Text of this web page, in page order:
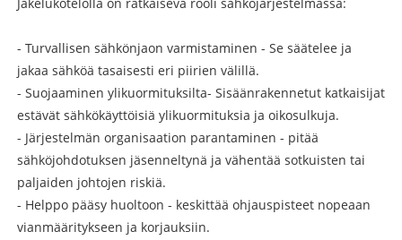
- Turvallisen sähkönjaon varmistaminen - Se säätelee ja
jakaa sähköä tasaisesti eri piirien välillä.
- Suojaaminen ylikuormituksilta- Sisäänrakennetut katkaisijat
estävät sähkökäyttöisiä ylikuormituksia ja oikosulkuja.
- Järjestelmän organisaation parantaminen - pitää
sähköjohdotuksen jäsenneltynä ja vähentää sotkuisten tai
paljaiden johtojen riskiä.
- Helppo pääsy huoltoon - keskittää ohjauspisteet nopeaan
vianmääritykseen ja korjauksiin.